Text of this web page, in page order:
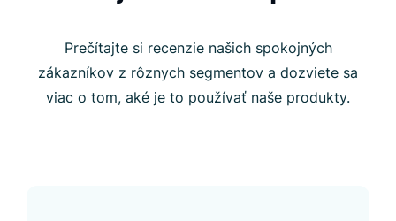
Prečítajte si recenzie našich spokojných
zákazníkov z rôznych segmentov a dozviete sa
viac o tom, aké je to používať naše produkty.